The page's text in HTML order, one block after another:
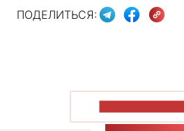
ПОДЕЛИТЬСЯ: